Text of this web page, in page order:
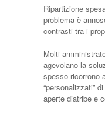
Ripartizione
problema è
contrasti tra i
Molti
agevolano la
spesso ricorrono
“personalizzati”
aperte diatribe e